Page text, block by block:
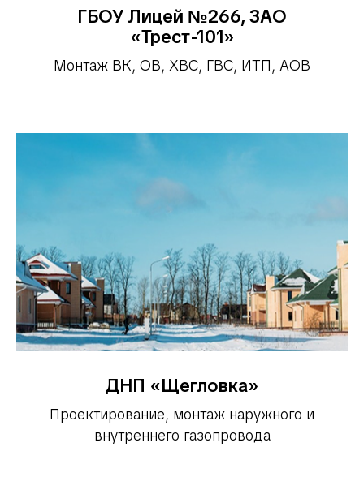
ГБОУ Лицей №266, ЗАО
«Трест-101»
Монтаж ВК, ОВ, ХВС, ГВС, ИТП, АОВ
ДНП «Щегловка»
Проектирование, монтаж наружного и
внутреннего газопровода